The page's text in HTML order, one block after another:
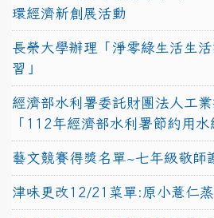
環經濟新創展活動
長榮大學辦理「淨零綠生活生
習」
經濟部水利署委託財團法人工
「112年經濟部水利署節約用水
藝文競賽得獎名單~七年級敬師
津味更改12/21菜單:原小薏仁